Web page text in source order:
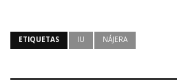
ETIQUETAS IU NÁJERA